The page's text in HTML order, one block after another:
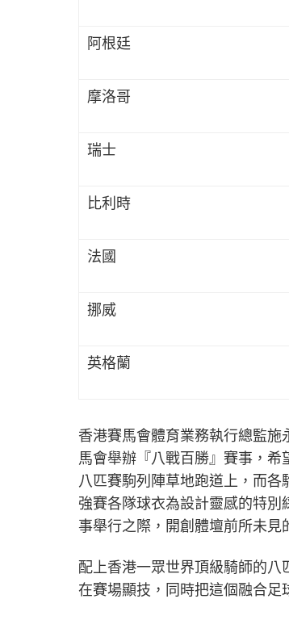
阿根廷
摩洛哥
瑞士
比利時
法國
挪威
英格蘭
香港賽馬會體育業務執行總監
馬會舉辦『八戰百勝』賽事，希
八匹賽駒列陣草地跑道上，而
強賽各隊球衣為設計靈感的特
事舉行之際，開創體壇前所未見
配上香港一眾世界頂級騎師的
在賽場顯技，同時把這個融合足